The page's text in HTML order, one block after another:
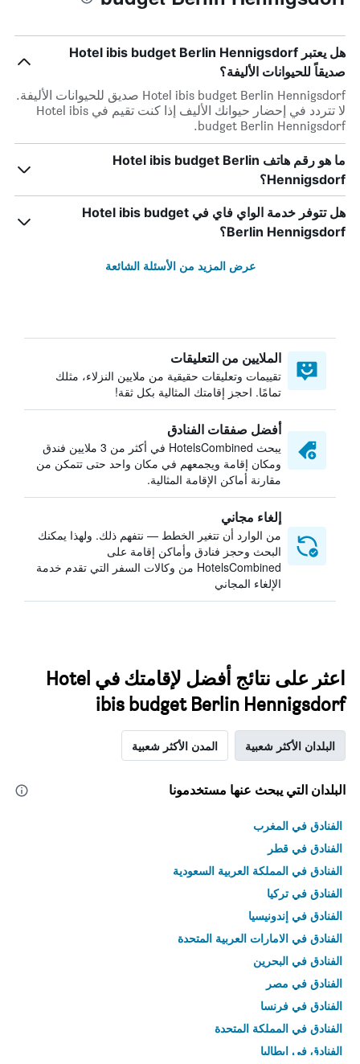
هل يعتبر Hotel ibis budget Berlin Hennigsdorf
صديقاً للحيوانات الأليفة؟
Hotel ibis budget Berlin Hennigsdorf صديق للحيوانات الأليفة.
لا تتردد في إحضار حيوانك الأليف إذا كنت تقيم في Hotel ibis
budget Berlin Hennigsdorf.
ما هو رقم هاتف Hotel ibis budget Berlin
Hennigsdorf؟
هل تتوفر خدمة الواي فاي في Hotel ibis budget
Berlin Hennigsdorf؟
عرض المزيد من الأسئلة الشائعة
الملايين من التعليقات
تقييمات وتعليقات حقيقية من ملايين النزلاء، مثلك
تمامًا. احجز إقامتك المثالية بكل ثقة!
أفضل صفقات الفنادق
يبحث HotelsCombined في أكثر من 3 ملايين فندق
ومكان إقامة ويجمعهم في مكان واحد حتى تتمكن من
مقارنة أماكن الإقامة المثالية.
إلغاء مجاني
من الوارد أن تتغير الخطط — نتفهم ذلك. ولهذا يمكنك
البحث وحجز فنادق وأماكن إقامة على
HotelsCombined من وكالات السفر التي تقدم خدمة
الإلغاء المجاني
اعثر على نتائج أفضل لإقامتك في Hotel
ibis budget Berlin Hennigsdorf
البلدان الأكثر شعبية المدن الأكثر شعبية
البلدان التي يبحث عنها مستخدمونا
الفنادق في المغرب
الفنادق في قطر
الفنادق في المملكة العربية السعودية
الفنادق في تركيا
الفنادق في إندونيسيا
الفنادق في الامارات العربية المتحدة
الفنادق في البحرين
الفنادق في مصر
الفنادق في فرنسا
الفنادق في المملكة المتحدة
الفنادق في إيطاليا